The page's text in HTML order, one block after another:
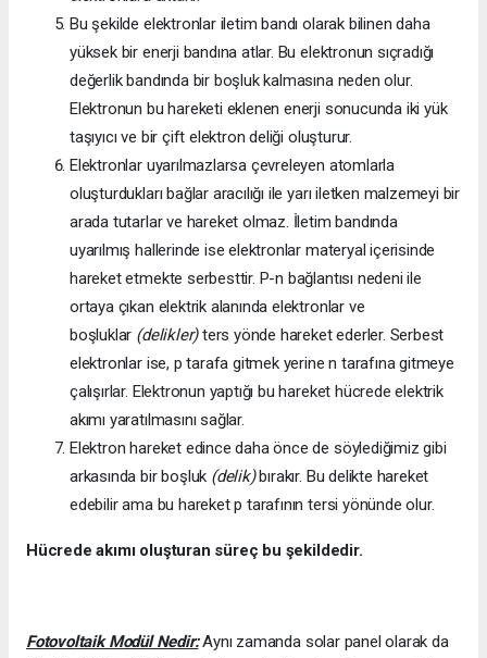
Bu şekilde elektronlar iletim bandı olarak bilinen daha
yüksek bir enerji bandına atlar. Bu elektronun sıçradığı
değerlik bandında bir boşluk kalmasına neden olur.
Elektronun bu hareketi eklenen enerji sonucunda iki yük
taşıyıcı ve bir çift elektron deliği oluşturur.
Elektronlar uyarılmazlarsa çevreleyen atomlarla
oluşturdukları bağlar aracılığı ile yarı iletken malzemeyi bir
arada tutarlar ve hareket olmaz. İletim bandında
uyarılmış hallerinde ise elektronlar materyal içerisinde
hareket etmekte serbesttir. P-n bağlantısı nedeni ile
ortaya çıkan elektrik alanında elektronlar ve
boşluklar (delikler)ters yönde hareket ederler. Serbest
elektronlar ise, p tarafa gitmek yerine n tarafına gitmeye
çalışırlar. Elektronun yaptığı bu hareket hücrede elektrik
akımı yaratılmasını sağlar.
Elektron hareket edince daha önce de söylediğimiz gibi
arkasında bir boşluk (delik)bırakır. Bu delikte hareket
edebilir ama bu hareket p tarafının tersi yönünde olur.
Hücrede akımı oluşturan süreç bu şekildedir.
Fotovoltaik Modül Nedir:Aynı zamanda solar panel olarak da